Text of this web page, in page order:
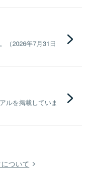
（2026年7月31日
ルを掲載していま
ついて